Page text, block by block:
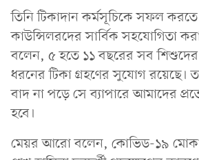
তিনি টিকাদান কর্মসূচিকে সফল করতে
কাউন্সিলরদের সার্বিক সহযোগিতা
বলেন, ৫ হতে ১১ বছরের সব
ধরনের টিকা গ্রহণের সুযোগ রয়েছে।
বাদ না পড়ে সে ব্যাপারে আমাদের
হবে।
মেয়র আরো বলেন, কোভিড-১৯